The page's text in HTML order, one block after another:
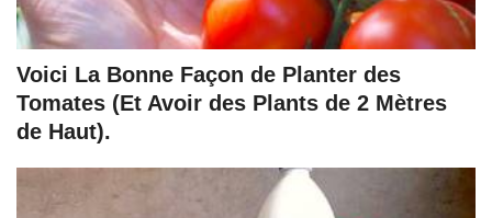
Voici La Bonne Façon de Planter des
Tomates (Et Avoir des Plants de 2 Mètres
de Haut).